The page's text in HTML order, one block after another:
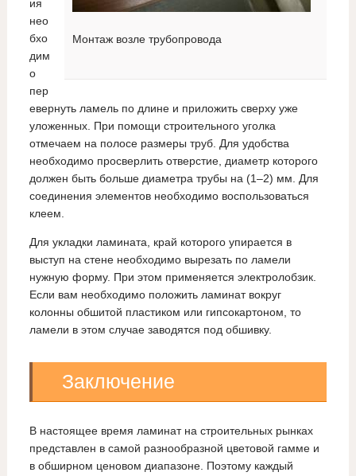
Монтаж возле трубопровода
ия
нео
бхо
дим
о
пер
евернуть ламель по длине и приложить сверху уже
уложенных. При помощи строительного уголка
отмечаем на полосе размеры труб. Для удобства
необходимо просверлить отверстие, диаметр которого
должен быть больше диаметра трубы на (1–2) мм. Для
соединения элементов необходимо воспользоваться
клеем.
Для укладки ламината, край которого упирается в
выступ на стене необходимо вырезать по ламели
нужную форму. При этом применяется электролобзик.
Если вам необходимо положить ламинат вокруг
колонны обшитой пластиком или гипсокартоном, то
ламели в этом случае заводятся под обшивку.
Заключение
В настоящее время ламинат на строительных рынках
представлен в самой разнообразной цветовой гамме и
в обширном ценовом диапазоне. Поэтому каждый